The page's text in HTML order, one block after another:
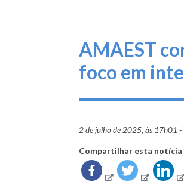
AMAEST
foco em
2 de julho de 2025, às 17h01
Compartilhar esta notícia